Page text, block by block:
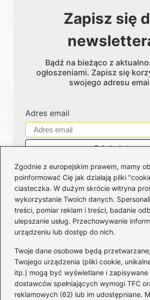
Zgodnie z europejskim prawem, mamy
poinformować Cię jak działają pliki
ciasteczka. W dużym skrócie witryna
wykorzystanie Twoich danych.
treści, pomiar reklam i treści, badanie
ulepszanie usług. Przechowywanie
urządzeniu lub dostęp do nich.
Twoje dane osobowe będą
Twojego urządzenia (pliki cookie,
itp.) mogą być wyświetlane i
dostawców spełniających wymogi TFC
reklamowych (62) lub im udostępniane.
Zapisz się
Bądź na bieżąco z
ogłoszeniami. Zapisz się
swojego adresu
Adres email
Kategorie
Bankowość (181)
Fundusze
(36)
Giełda(28)
Inwestycje(49)
Rentowność(32)